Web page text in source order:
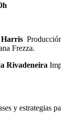
Harris
Frezza.
Rivadeneira
y estrategias